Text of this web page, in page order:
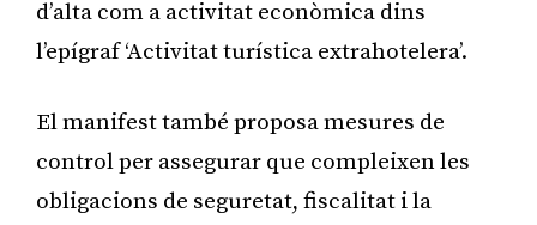
d’alta com a activitat econòmica dins
l’epígraf ‘Activitat turística extrahotelera’.
El manifest també proposa mesures de
control per assegurar que compleixen les
obligacions de seguretat, fiscalitat i la